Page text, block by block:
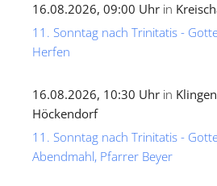
16.08.2026, 09:00 Uhr in
11. Sonntag nach Trinitatis -
Herfen
16.08.2026, 10:30 Uhr in
Höckendorf
11. Sonntag nach Trinitatis -
Abendmahl, Pfarrer Beyer